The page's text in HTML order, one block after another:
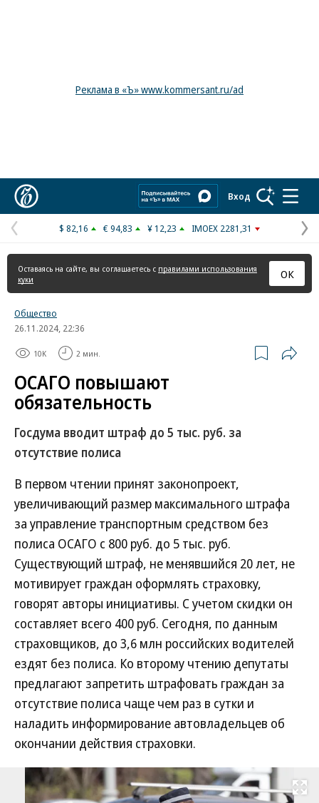
Реклама в «Ъ» www.kommersant.ru/ad
Вход
Предыдущая
страница
$ 82,16 € 94,83 ¥ 12,23 IMOEX 2281,31
Оставаясь на сайте, вы соглашаетесь с правилами использования
куки
ОК
Общество
26.11.2024, 22:36
10K 2 мин.
ОСАГО повышают
обязательность
Госдума вводит штраф до 5 тыс. руб. за
отсутствие полиса
В первом чтении принят законопроект,
увеличивающий размер максимального штрафа
за управление транспортным средством без
полиса ОСАГО с 800 руб. до 5 тыс. руб.
Существующий штраф, не менявшийся 20 лет, не
мотивирует граждан оформлять страховку,
говорят авторы инициативы. С учетом скидки он
составляет всего 400 руб. Сегодня, по данным
страховщиков, до 3,6 млн российских водителей
ездят без полиса. Ко второму чтению депутаты
предлагают запретить штрафовать граждан за
отсутствие полиса чаще чем раз в сутки и
наладить информирование автовладельцев об
окончании действия страховки.
Развернуть